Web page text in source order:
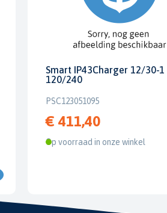
Smart IP43Charger 12/30-1
120/240
PSC123051095
€ 411,40
Op voorraad in onze winkel